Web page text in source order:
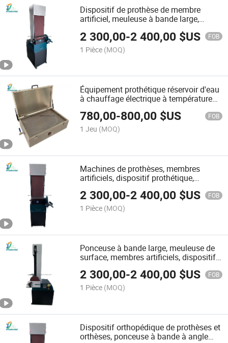
Dispositif de prothèse de membre
artificiel, meuleuse à bande large,
meulage prothétique, machine
prothétique
2 300,00-2 400,00 $US FOB
1 Pièce (MOQ)
Équipement prothétique réservoir d'eau
à chauffage électrique à température
constante machine prothétique
780,00-800,00 $US FOB
1 Jeu (MOQ)
Machines de prothèses, membres
artificiels, dispositif prothétique,
ponceuse à bande large, meuleuse de
surface, équipement de meulage
prothétique, machine prothétique
2 300,00-2 400,00 $US FOB
1 Pièce (MOQ)
Ponceuse à bande large, meuleuse de
surface, membres artificiels, dispositif
de prothèse, équipement de meulage de
prothèses, machine prothétique
2 300,00-2 400,00 $US FOB
1 Pièce (MOQ)
Dispositif orthopédique de prothèses et
orthèses, ponceuse à bande à angle